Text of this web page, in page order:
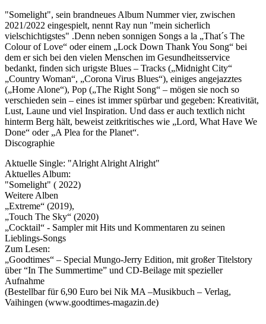
"Somelight", sein brandneues Album Nummer vier, zwischen
2021/2022 eingespielt, nennt Ray nun "mein sicherlich
vielschichtigstes" .Denn neben sonnigen Songs a la „That´s The
Colour of Love“ oder einem „Lock Down Thank You Song“ bei
dem er sich bei den vielen Menschen im Gesundheitsservice
bedankt, finden sich urigste Blues – Tracks („Midnight City“
„Country Woman“, „Corona Virus Blues“), einiges angejazztes
(„Home Alone“), Pop („The Right Song“ – mögen sie noch so
verschieden sein – eines ist immer spürbar und gegeben: Kreativität,
Lust, Laune und viel Inspiration. Und dass er auch textlich nicht
hinterm Berg hält, beweist zeitkritisches wie „Lord, What Have We
Done“ oder „A Plea for the Planet“.
Discographie
Aktuelle Single: "Alright Alright Alright"
Aktuelles Album:
"Somelight" ( 2022)
Weitere Alben
„Extreme“ (2019),
„Touch The Sky“ (2020)
„Cocktail“ - Sampler mit Hits und Kommentaren zu seinen
Lieblings-Songs
Zum Lesen:
„Goodtimes“ – Special Mungo-Jerry Edition, mit großer Titelstory
über “In The Summertime” und CD-Beilage mit spezieller
Aufnahme
(Bestellbar für 6,90 Euro bei Nik MA –Musikbuch – Verlag,
Vaihingen (www.goodtimes-magazin.de)